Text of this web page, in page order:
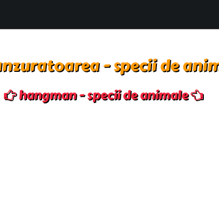
- specii de
hangman - specii de animale